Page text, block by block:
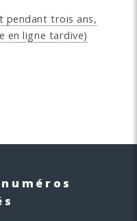
pendant trois ans,
en ligne tardive)